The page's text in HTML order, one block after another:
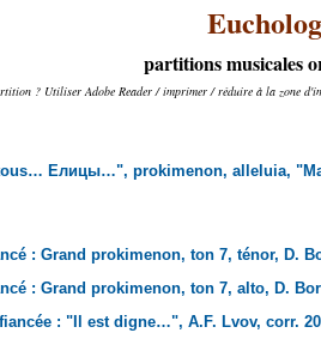
partitions musicales
? Utiliser Adobe Reader / imprimer / réduire à la zone
Елицы…", prokimenon, alleluia,
: Grand prokimenon, ton 7, ténor, D.
: Grand prokimenon, ton 7, alto, D.
: "Il est digne…", A.F. Lvov, corr.